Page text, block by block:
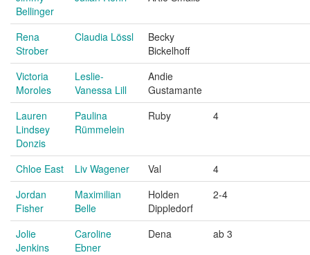
Bellinger
Rena
Strober
Claudia Lössl
Becky
Bickelhoff
Victoria
Moroles
Leslie-
Vanessa Lill
Andie
Gustamante
Lauren
Lindsey
Donzis
Paulina
Rümmelein
Ruby 4
Chloe East Liv Wagener Val
4
Jordan
Fisher
Maximilian
Belle
Holden
Dippledorf
2-4
Jolie
Jenkins
Caroline
Ebner
Dena ab 3